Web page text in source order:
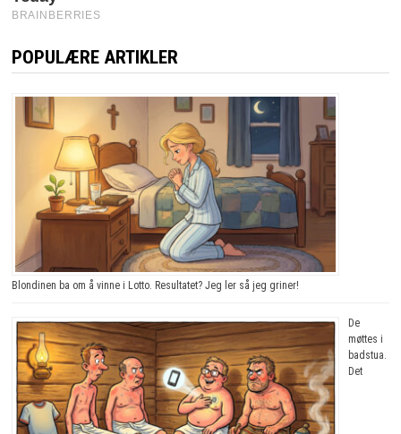
POPULÆRE ARTIKLER
Blondinen ba om å vinne i Lotto. Resultatet? Jeg ler så jeg griner!
De
møttes i
badstua.
Det